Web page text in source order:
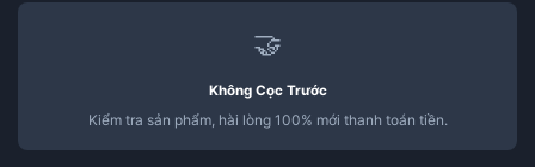
🤝
Không Cọc Trước
Kiểm tra sản phẩm, hài lòng 100% mới thanh toán tiền.